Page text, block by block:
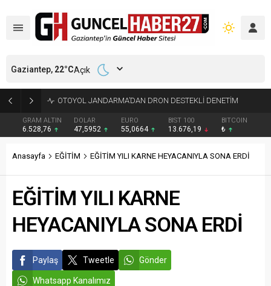
EVDE ÇIKAN YANGINDA YAŞLI KADIN HAYATINI KAYBETTİ
GRAM ALTIN
6.528,76
DOLAR
47,5952
EURO
55,0664
BIST 100
13.676,19
BITCOIN
₺
Gaziantep, 22°CAçık
Anasayfa EĞİTİM EĞİTİM YILI KARNE HEYACANIYLA SONA ERDİ
EĞİTİM YILI KARNE
HEYACANIYLA SONA ERDİ
Paylaş Tweetle Gönder
Whatsapp Kanalımız